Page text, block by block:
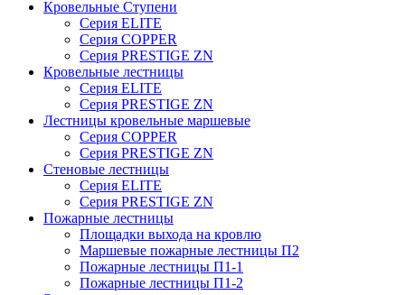
Кровельные Ступени
Серия ELITE
Серия COPPER
Серия PRESTIGE ZN
Кровельные лестницы
Серия ELITE
Серия PRESTIGE ZN
Лестницы кровельные маршевые
Серия COPPER
Серия PRESTIGE ZN
Стеновые лестницы
Серия ELITE
Серия PRESTIGE ZN
Пожарные лестницы
Площадки выхода на кровлю
Маршевые пожарные лестницы П2
Пожарные лестницы П1-1
Пожарные лестницы П1-2